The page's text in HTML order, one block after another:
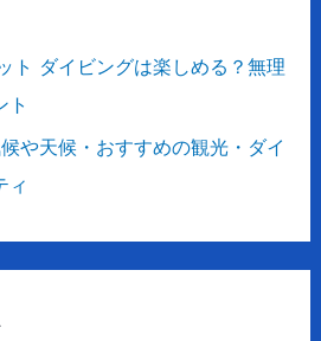
ト ダイビングは楽しめる？無理
ト
や天候・おすすめの観光・ダイ
ィ